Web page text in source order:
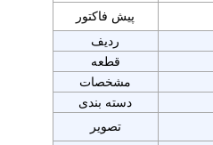
پیش فاکتور
ردیف
قطعه
مشخصات
دسته بندی
تصویر